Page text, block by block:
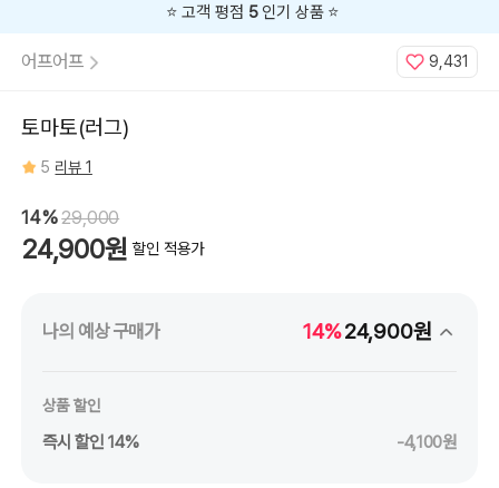
⭐️ 고객 평점 5인기 상품 ⭐️
어프어프 9,431
토마토(러그)
5 리뷰 1
14%29,000
24,900원 할인 적용가
나의 예상 구매가 14%24,900원
상품 할인
즉시 할인 14% -4,100원